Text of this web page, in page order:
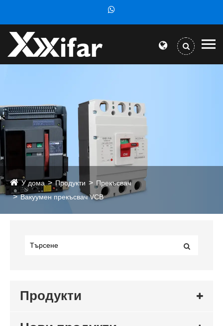
У дома Продукти
Прекъсвач
Вакуумен прекъсвач VCB
Продукти